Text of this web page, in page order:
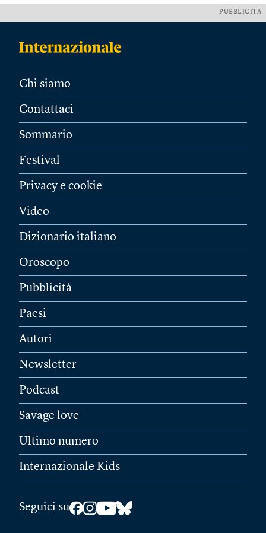
PUBBLICITÀ
Chi siamo
Contattaci
Sommario
Festival
Privacy e cookie
Video
Dizionario italiano
Oroscopo
Pubblicità
Paesi
Autori
Newsletter
Podcast
Savage love
Ultimo numero
Internazionale Kids
Seguici su